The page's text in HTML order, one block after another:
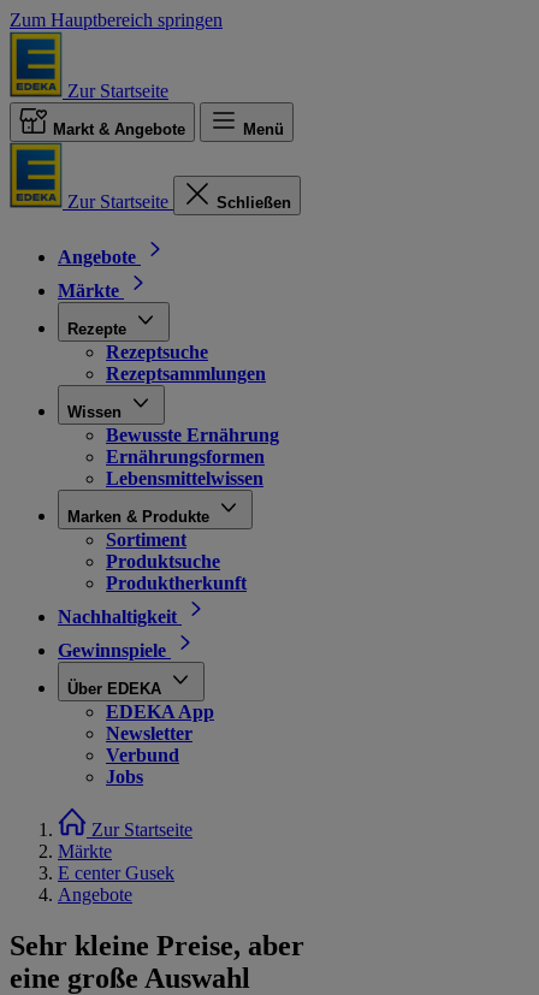
Zum Hauptbereich springen
Zur Startseite
Markt & Angebote Menü
Zur Startseite Schließen
Angebote
Märkte
Rezepte
Rezeptsuche
Rezeptsammlungen
Wissen
Bewusste Ernährung
Ernährungsformen
Lebensmittelwissen
Marken & Produkte
Sortiment
Produktsuche
Produktherkunft
Nachhaltigkeit
Gewinnspiele
Über EDEKA
EDEKA App
Newsletter
Verbund
Jobs
Zur Startseite
Märkte
E center Gusek
Angebote
Sehr kleine Preise, aber
eine große Auswahl